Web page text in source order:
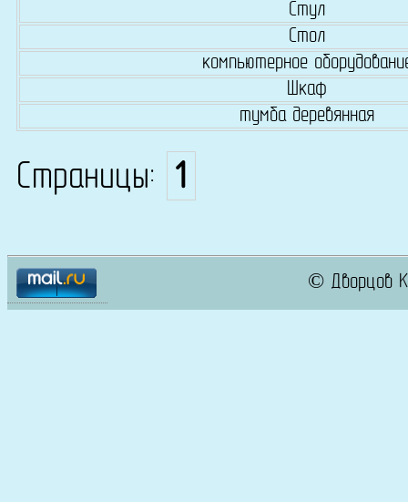
Стул
Стол
компьютерное
Шкаф
тумба деревянная
Страницы: 1
© Дворцов